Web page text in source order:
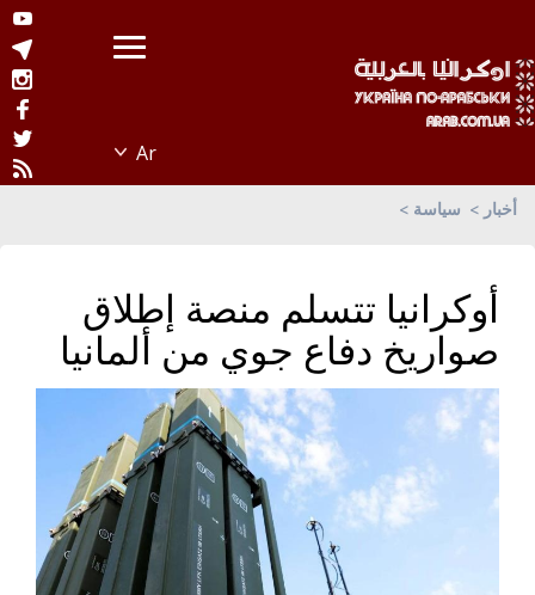
أخبار سياسة
أوكرانيا تتسلم منصة إطلاق
صواريخ دفاع جوي من ألمانيا